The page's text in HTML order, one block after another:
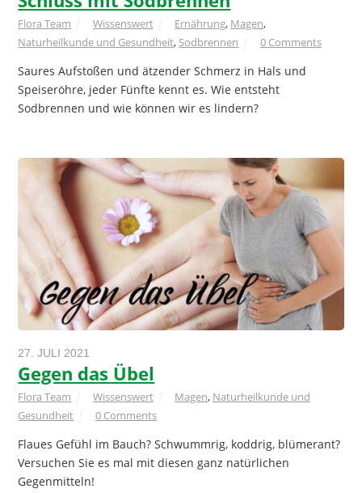
Flora Team Wissenswert Ernährung, Magen,
Naturheilkunde und Gesundheit, Sodbrennen 0 Comments
Saures Aufstoßen und ätzender Schmerz in Hals und
Speiseröhre, jeder Fünfte kennt es. Wie entsteht
Sodbrennen und wie können wir es lindern?
27. JULI 2021
Gegen das Übel
Flora Team Wissenswert Magen, Naturheilkunde und
Gesundheit
0 Comments
Flaues Gefühl im Bauch? Schwummrig, koddrig, blümerant?
Versuchen Sie es mal mit diesen ganz natürlichen
Gegenmitteln!